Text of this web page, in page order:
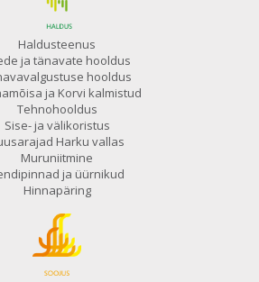
Haldusteenus
ja tänavate hooldus
hooldus
ja Korvi kalmistud
Tehnohooldus
Sise- ja välikoristus
Harku vallas
Muruniitmine
ja üürnikud
Hinnapäring